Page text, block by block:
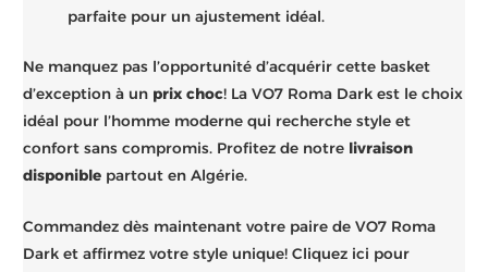
parfaite pour un ajustement idéal.
Ne manquez pas l’opportunité d’acquérir cette basket
d’exception à un prix choc! La VO7 Roma Dark est le choix
idéal pour l’homme moderne qui recherche style et
confort sans compromis. Profitez de notre livraison
disponible partout en Algérie.
Commandez dès maintenant votre paire de VO7 Roma
Dark et affirmez votre style unique! Cliquez ici pour